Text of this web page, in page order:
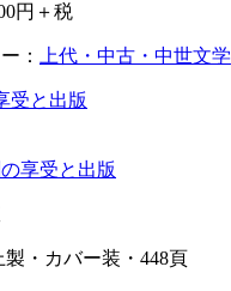
円＋税
： 上代・中古・中世文学
享受と出版
製・カバー装・448頁